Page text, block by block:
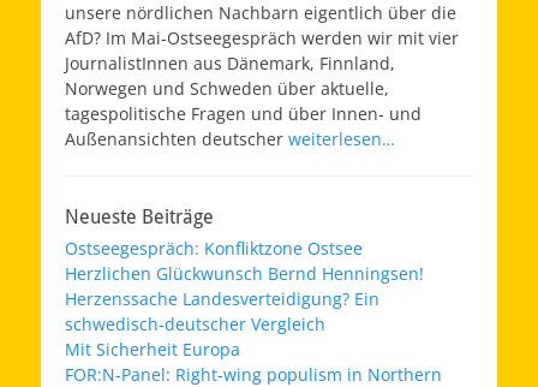
unsere nördlichen Nachbarn eigentlich über die
AfD? Im Mai-Ostseegespräch werden wir mit vier
JournalistInnen aus Dänemark, Finnland,
Norwegen und Schweden über aktuelle,
tagespolitische Fragen und über Innen- und
Außenansichten deutscher weiterlesen…
Neueste Beiträge
Ostseegespräch: Konfliktzone Ostsee
Herzlichen Glückwunsch Bernd Henningsen!
Herzenssache Landesverteidigung? Ein
schwedisch-deutscher Vergleich
Mit Sicherheit Europa
FOR:N-Panel: Right-wing populism in Northern